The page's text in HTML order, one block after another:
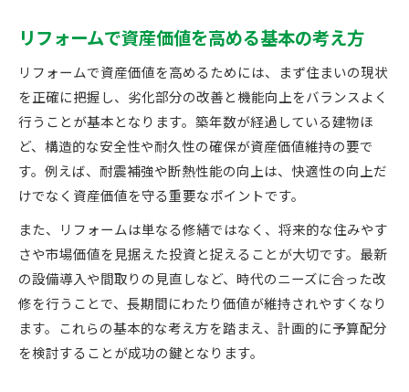
資産価値が上がるリフォームと下がるケースの
違い
実際にリフォームで価値が変わった事例を紹介
予算別に考える価値重視のリフォーム術
予算500万円で実現するリフォーム価値の最大
化
600万円で広がるリフォームの資産価値向上策
限られた予算でリフォーム価値を引き出すコツ
予算ごとのリフォーム優先順位と価値の違い
コストパフォーマンス重視のリフォーム選択術
長く安心して住むためのリフォームとは
長期的な価値維持に役立つリフォームの視点
リフォームで資産価値を高める基本の考え方
リフォームで資産価値を高めるためには、まず住まいの現状
を正確に把握し、劣化部分の改善と機能向上をバランスよく
行うことが基本となります。築年数が経過している建物ほ
ど、構造的な安全性や耐久性の確保が資産価値維持の要で
す。例えば、耐震補強や断熱性能の向上は、快適性の向上だ
けでなく資産価値を守る重要なポイントです。
また、リフォームは単なる修繕ではなく、将来的な住みやす
さや市場価値を見据えた投資と捉えることが大切です。最新
の設備導入や間取りの見直しなど、時代のニーズに合った改
修を行うことで、長期間にわたり価値が維持されやすくなり
ます。これらの基本的な考え方を踏まえ、計画的に予算配分
を検討することが成功の鍵となります。